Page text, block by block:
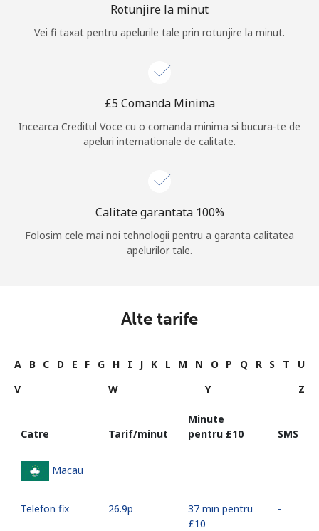
Recuperare parola →
Log in
sau
Rotunjire la minut
Vei fi taxat pentru apelurile tale prin rotunjire la minut.
⁦£5⁩ Comanda Minima
Incearca Creditul Voce cu o comanda minima si bucura-te de
apeluri internationale de calitate.
Calitate garantata 100%
Folosim cele mai noi tehnologii pentru a garanta calitatea
apelurilor tale.
Alte tarife
A B C D E F G H I J K L M N O P Q R S T
U
V
W Y Z
Catre Tarif/minut
Minute
pentru ⁦£10⁩
SMS
Macau
Telefon fix ⁦26.9p⁩
37 min pentru
⁦£10⁩
-